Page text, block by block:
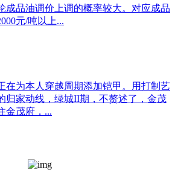
成品油调价上调的概率较大。对应成品
元/吨以上...
在为本人穿越周期添加铠甲。用打制艺
归家动线，绿城II期，不赘述了，金茂
金茂府，...